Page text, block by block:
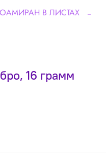
В ЛИСТАХ
16 грамм